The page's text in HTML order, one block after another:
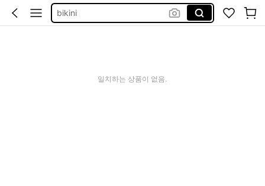
bikini
swim suit burkini
일치하는 상품이 없음.